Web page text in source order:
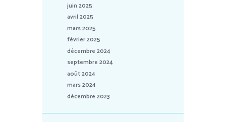
juin 2025
avril 2025
mars 2025
février 2025
décembre 2024
septembre 2024
août 2024
mars 2024
décembre 2023